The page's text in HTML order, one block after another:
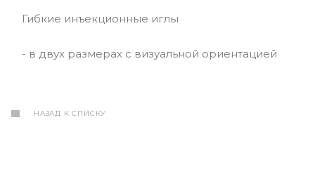
Гибкие инъекционные иглы
- в двух размерах с визуальной ориентацией
НАЗАД К СПИСКУ